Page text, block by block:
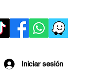
Iniciar sesión